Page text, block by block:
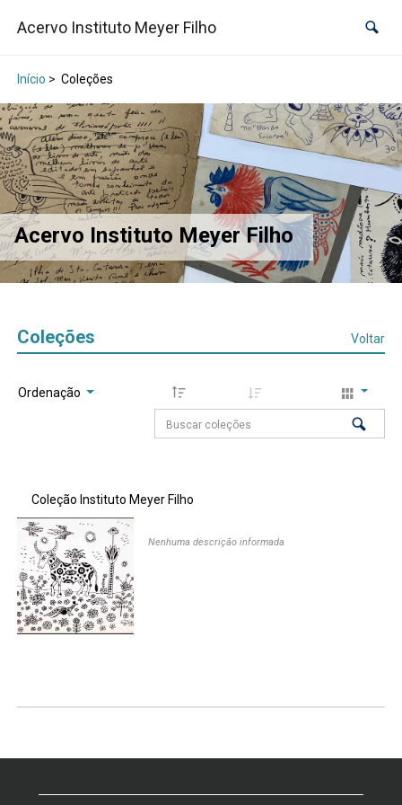
Acervo Instituto Meyer Filho
Início > Coleções
Acervo Instituto Meyer Filho
Coleções Voltar
Ordenação
Coleção Instituto Meyer Filho
Nenhuma descrição informada